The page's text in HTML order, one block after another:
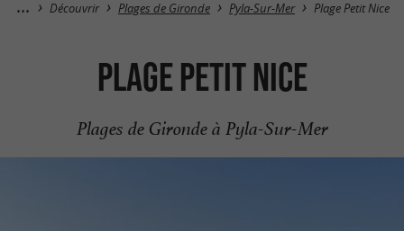
Découvrir Plages de Gironde Pyla-Sur-Mer Plage Petit Nice
Plage Petit Nice
Plages de Gironde à Pyla-Sur-Mer